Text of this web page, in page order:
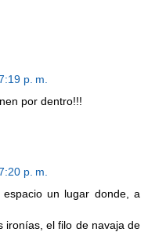
p. m.
por dentro!!!
p. m.
un lugar donde, a
ironías, el filo de navaja de